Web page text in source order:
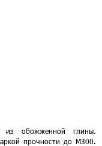
из обожженной глины.
прочности до М300.